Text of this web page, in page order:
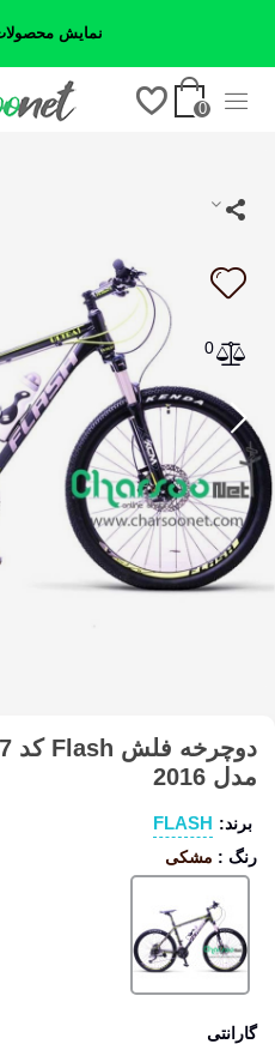
نمایش
0
0
مدل 2016
برند: FLASH
رنگ : مشکی
گارانتی